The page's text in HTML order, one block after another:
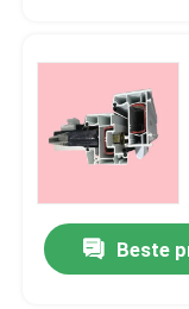
Beste